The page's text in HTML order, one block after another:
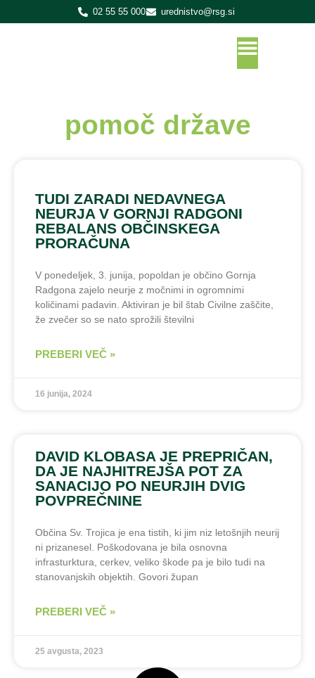
02 55 55 000 urednistvo@rsg.si
pomoč države
TUDI ZARADI NEDAVNEGA
NEURJA V GORNJI RADGONI
REBALANS OBČINSKEGA
PRORAČUNA
V ponedeljek, 3. junija, popoldan je občino Gornja
Radgona zajelo neurje z močnimi in ogromnimi
količinami padavin. Aktiviran je bil štab Civilne zaščite,
že zvečer so se nato sprožili številni
PREBERI VEČ »
16 junija, 2024
DAVID KLOBASA JE PREPRIČAN,
DA JE NAJHITREJŠA POT ZA
SANACIJO PO NEURJIH DVIG
POVPREČNINE
Občina Sv. Trojica je ena tistih, ki jim niz letošnjih neurij
ni prizanesel. Poškodovana je bila osnovna
infrasturktura, cerkev, veliko škode pa je bilo tudi na
stanovanjskih objektih. Govori župan
PREBERI VEČ »
25 avgusta, 2023